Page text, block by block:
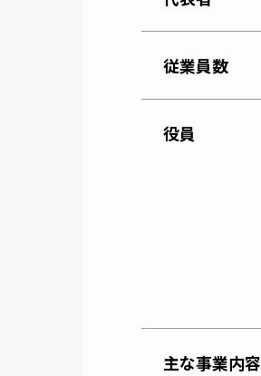
従業員数
役員
主な事業内容